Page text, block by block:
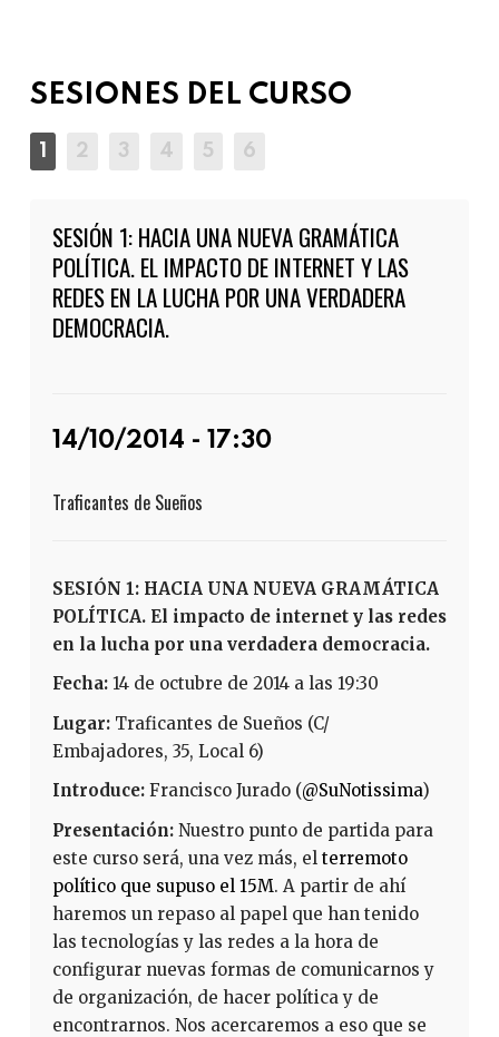
SESIONES DEL CURSO
SESIÓN 1: HACIA UNA NUEVA GRAMÁTICA
POLÍTICA. EL IMPACTO DE INTERNET Y LAS
REDES EN LA LUCHA POR UNA VERDADERA
DEMOCRACIA.
14/10/2014 - 17:30
Traficantes de Sueños
SESIÓN 1: HACIA UNA NUEVA GRAMÁTICA
POLÍTICA. El impacto de internet y las redes
en la lucha por una verdadera democracia.
Fecha:14 de octubre de 2014 a las 19:30
Lugar:Traficantes de Sueños (C/
Embajadores, 35, Local 6)
Introduce:Francisco Jurado (@SuNotissima)
Presentación: Nuestro punto de partida para
este curso será, una vez más, el terremoto
político que supuso el 15M. A partir de ahí
haremos un repaso al papel que han tenido
las tecnologías y las redes a la hora de
configurar nuevas formas de comunicarnos y
de organización, de hacer política y de
encontrarnos. Nos acercaremos a eso que se